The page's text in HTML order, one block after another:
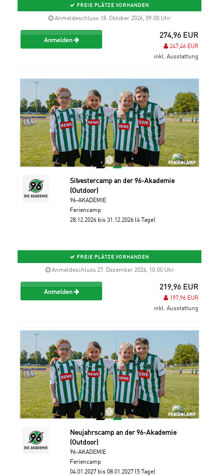
FREIE PLÄTZE VORHANDEN
Anmeldeschluss 18. Oktober 2026, 09:00 Uhr
Anmelden 274,96 EUR
247,46 EUR
inkl. Ausstattung
Silvestercamp an der 96-Akademie
(Outdoor)
96-AKADEMIE
Feriencamp
28.12.2026 bis 31.12.2026 (4 Tage)
FREIE PLÄTZE VORHANDEN
Anmeldeschluss 27. Dezember 2026, 10:00 Uhr
Anmelden 219,96 EUR
197,96 EUR
inkl. Ausstattung
Neujahrscamp an der 96-Akademie
(Outdoor)
96-AKADEMIE
Feriencamp
04.01.2027 bis 08.01.2027 (5 Tage)